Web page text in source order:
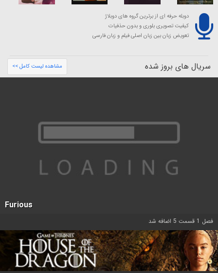
دوبله حرفه ای از برترین گروه های دوبلاژ
کیفیت تصویری بلوری و بدون حذفیات
تعویض زبان بین زبان اصلی فیلم و زبان فارسی
سریال های بروز شده مشاهده لیست کامل >>
Furious
فصل 1 قسمت 5 اضافه شد